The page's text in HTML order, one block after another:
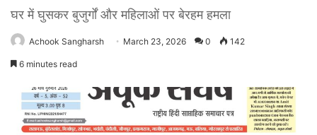
घर में घुसकर बुजुर्गों और महिलाओं पर बेरहम हमला
Achook Sangharsh March 23, 2026 0 142
6 minutes read